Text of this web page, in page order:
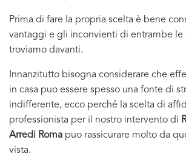
Prima di fare la propria scelta è bene
vantaggi e gli inconvienti di entrambe le
troviamo davanti.
Innanzitutto bisogna considerare che
in casa puo essere spesso una fonte di
indifferente, ecco perché la scelta di
professionista per il nostro intervento di
Arredi Roma puo rassicurare molto da
vista.